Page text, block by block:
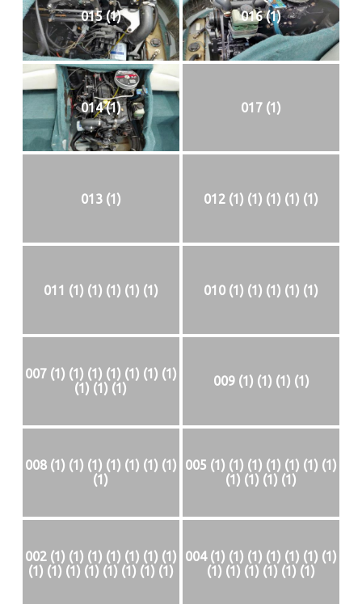
015 (1) 016 (1)
014 (1) 017 (1)
013 (1) 012 (1) (1) (1) (1) (1)
011 (1) (1) (1) (1) (1) 010 (1) (1) (1) (1) (1)
007 (1) (1) (1) (1) (1) (1) (1)
(1) (1) (1)
009 (1) (1) (1) (1)
008 (1) (1) (1) (1) (1) (1) (1)
(1)
005 (1) (1) (1) (1) (1) (1) (1)
(1) (1) (1) (1)
002 (1) (1) (1) (1) (1) (1) (1)
(1) (1) (1) (1) (1) (1) (1) (1)
004 (1) (1) (1) (1) (1) (1) (1)
(1) (1) (1) (1) (1) (1)